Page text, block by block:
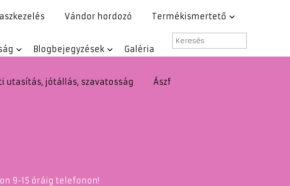
Vándor hordozó Termékismertető
Blogbejegyzések Galéria
utasítás, jótállás, szavatosság Ászf
9-15 óráig telefonon!